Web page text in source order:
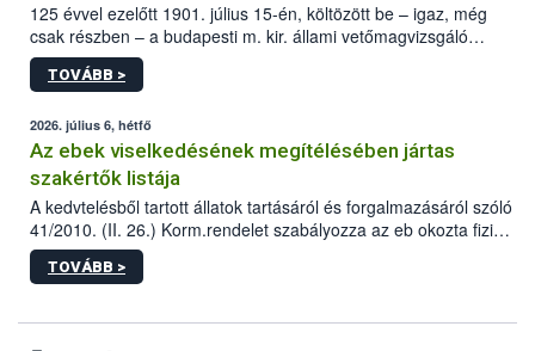
125 évvel ezelőtt 1901. július 15-én, költözött be – igaz, még
csak részben – a budapesti m. kir. állami vetőmagvizsgáló
állomás a Kis Rókus utca 15. szám alatti, Czigler Győző által
tervezett új épületébe.
TOVÁBB >
2026. július 6, hétfő
Az ebek viselkedésének megítélésében jártas
szakértők listája
A kedvtelésből tartott állatok tartásáról és forgalmazásáról szóló
41/2010. (II. 26.) Korm.rendelet szabályozza az eb okozta fizikai
sérülés, illetve ennek veszélye keletkezésekor felmerülő
hatósági feladatokat, valamint a veszélyes eb tartását és annak
vonni az ebek viselkedésének megítélésében jártas szakértőt.
TOVÁBB >